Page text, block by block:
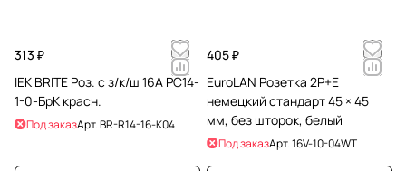
313 ₽
IEK BRITE Роз. с з/к/ш 16А РС14-
1-0-БрК красн.
Под заказАрт.BR-R14-16-K04
405 ₽
EuroLAN Розетка 2P+E
немецкий стандарт 45 × 45
мм, без шторок, белый
Под заказАрт.16V-10-04WT